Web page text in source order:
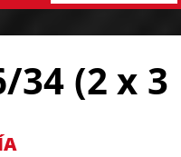
34 (2 x 3